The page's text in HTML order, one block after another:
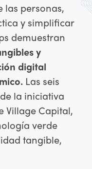
las personas,
y simplificar
demuestran
y
digital
Las seis
la iniciativa
Village Capital,
verde
tangible,